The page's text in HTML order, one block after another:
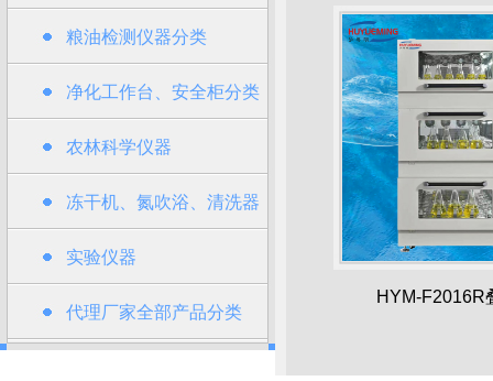
粮油检测仪器分类
净化工作台、安全柜分类
农林科学仪器
冻干机、氮吹浴、清洗器
类
实验仪器
代理厂家全部产品分类
HYM-F2016R